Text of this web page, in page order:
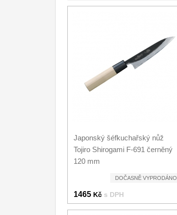
Japonský šéfkuchařský nůž
Tojiro Shirogami F-691 černěný
120 mm
DOČASNĚ VYPRODÁNO
1465 Kč s DPH